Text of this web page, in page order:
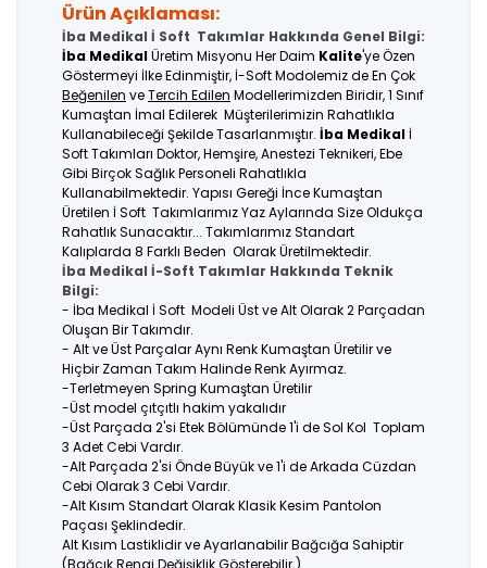
Ürün Açıklaması:
İba Medikal İ Soft Takımlar Hakkında Genel Bilgi:
İba MedikalÜretim Misyonu Her Daim Kalite'ye Özen
Göstermeyi İlke Edinmiştir, İ-Soft Modolemiz de En Çok
Beğenilen veTercih Edilen Modellerimizden Biridir, 1 Sınıf
Kumaştan İmal Edilerek Müşterilerimizin Rahatlıkla
Kullanabileceği Şekilde Tasarlanmıştır. İba Medikal İ
Soft Takımları Doktor, Hemşire, Anestezi Teknikeri, Ebe
Gibi Birçok Sağlık Personeli Rahatlıkla
Kullanabilmektedir. Yapısı Gereği İnce Kumaştan
Üretilen İ Soft Takımlarımız Yaz Aylarında Size Oldukça
Rahatlık Sunacaktır... Takımlarımız Standart
Kalıplarda 8 Farklı Beden Olarak Üretilmektedir.
İba Medikal İ-Soft Takımlar Hakkında Teknik
Bilgi:
- İba Medikal İ Soft Modeli Üst ve Alt Olarak 2 Parçadan
Oluşan Bir Takımdır.
- Alt ve Üst Parçalar Aynı Renk Kumaştan Üretilir ve
Hiçbir Zaman Takım Halinde Renk Ayırmaz.
-Terletmeyen Spring Kumaştan Üretilir
-Üst model çıtçıtlı hakim yakalıdır
-Üst Parçada 2'si Etek Bölümünde 1'i de Sol Kol Toplam
3 Adet Cebi Vardır.
-Alt Parçada 2'si Önde Büyük ve 1'i de Arkada Cüzdan
Cebi Olarak 3 Cebi Vardır.
-Alt Kısım Standart Olarak Klasik Kesim Pantolon
Paçası Şeklindedir.
Alt Kısım Lastiklidir ve Ayarlanabilir Bağcığa Sahiptir
(Bağcık Rengi Değişiklik Gösterebilir.)